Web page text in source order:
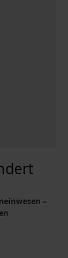
–